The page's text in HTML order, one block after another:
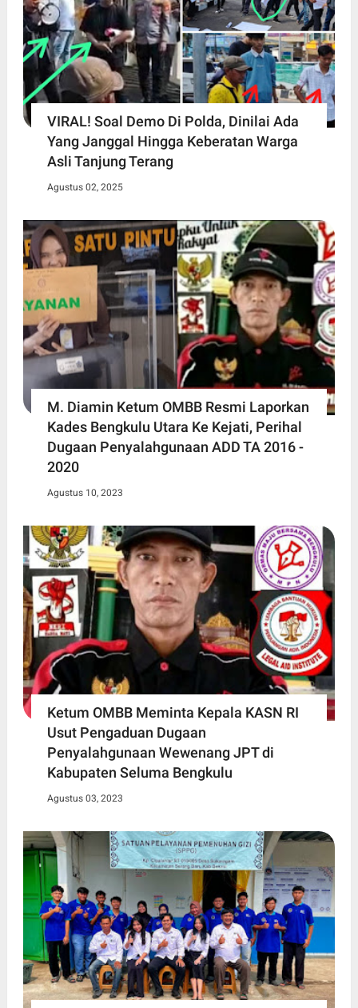
VIRAL! Soal Demo Di Polda, Dinilai Ada
Yang Janggal Hingga Keberatan Warga
Asli Tanjung Terang
Agustus 02, 2025
M. Diamin Ketum OMBB Resmi Laporkan
Kades Bengkulu Utara Ke Kejati, Perihal
Dugaan Penyalahgunaan ADD TA 2016 -
2020
Agustus 10, 2023
Ketum OMBB Meminta Kepala KASN RI
Usut Pengaduan Dugaan
Penyalahgunaan Wewenang JPT di
Kabupaten Seluma Bengkulu
Agustus 03, 2023